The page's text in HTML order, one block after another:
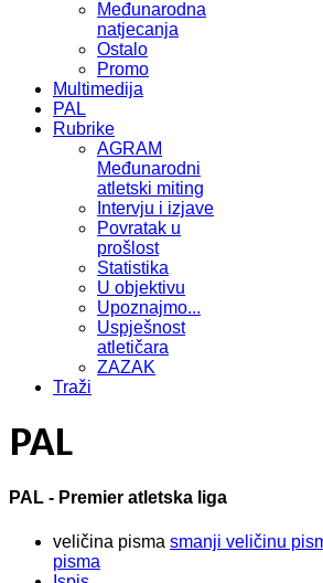
Međunarodna
natjecanja
Ostalo
Promo
Multimedija
PAL
Rubrike
AGRAM
Međunarodni
atletski miting
Intervju i izjave
Povratak u
prošlost
Statistika
U objektivu
Upoznajmo...
Uspješnost
atletičara
ZAZAK
Traži
PAL
PAL - Premier atletska liga
veličina pisma smanji veličinu
pisma